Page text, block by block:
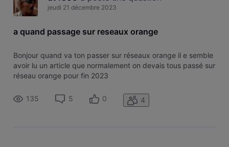
jeudi 21 décembre 2023
a quand passage sur reseaux orange
Bonjour quand va ton passer sur réseaux orange il e semble
avoir lu un article que normalement on devais tous passé sur
réseau orange pour fin 2023
135 5 0 4